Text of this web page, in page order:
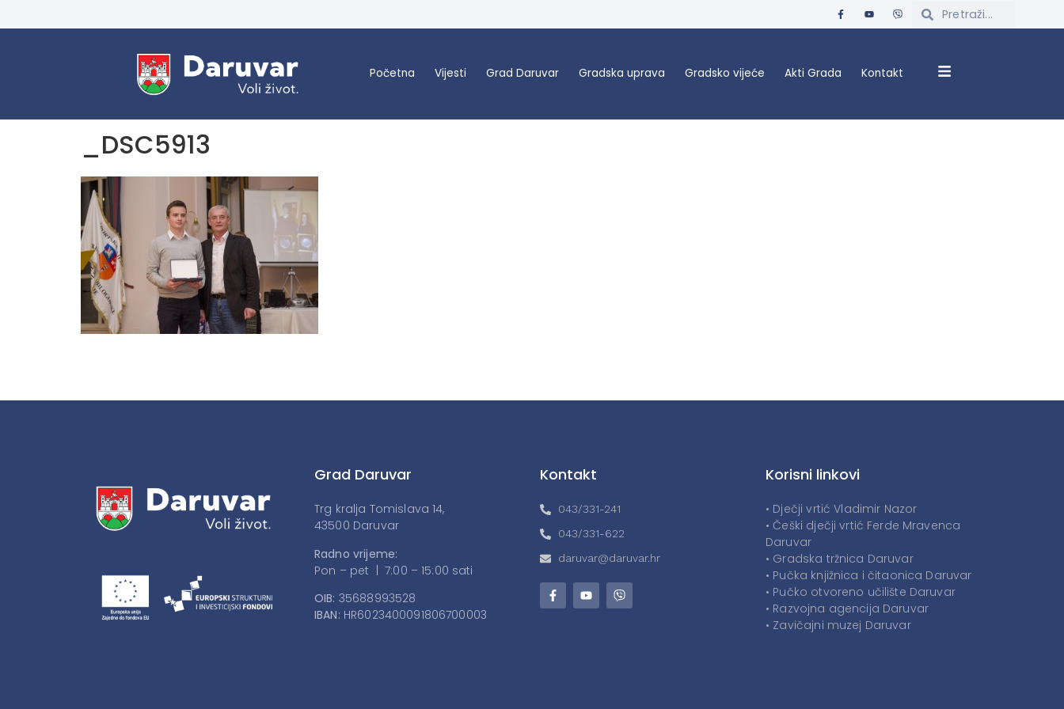
Početna Vijesti Grad Daruvar Gradska uprava Gradsko vijeće Akti Grada Kontakt
_DSC5913
Grad Daruvar
Trg kralja Tomislava 14,
43500 Daruvar
Radno vrijeme:
Pon – pet | 7:00 – 15:00 sati
OIB: 35688993528
IBAN: HR6023400091806700003
Kontakt
043/331-241
043/331-622
daruvar@daruvar.hr
Korisni linkovi
• Dječji vrtić Vladimir Nazor
• Češki dječji vrtić Ferde Mravenca
Daruvar
• Gradska tržnica Daruvar
• Pučka knjižnica i čitaonica Daruvar
• Pučko otvoreno učilište Daruvar
• Razvojna agencija Daruvar
• Zavičajni muzej Daruvar